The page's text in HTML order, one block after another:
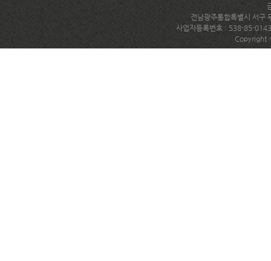
전남광주통합특별시 서
사업자등록번호 : 538-85-
Copyright